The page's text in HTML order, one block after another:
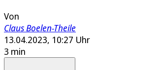
Von
Claus Boelen-Theile
13.04.2023, 10:27 Uhr
3 min